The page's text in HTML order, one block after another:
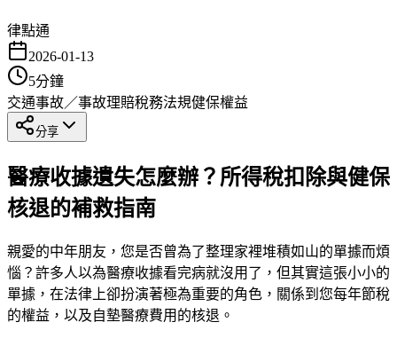
律點通
2026-01-13
5分鐘
交通事故／事故理賠稅務法規健保權益
分享
醫療收據遺失怎麼辦？所得稅扣除與健保
核退的補救指南
親愛的中年朋友，您是否曾為了整理家裡堆積如山的單據而煩
惱？許多人以為醫療收據看完病就沒用了，但其實這張小小的
單據，在法律上卻扮演著極為重要的角色，關係到您每年節稅
的權益，以及自墊醫療費用的核退。